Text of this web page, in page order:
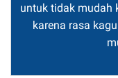
untuk tidak mudah
karena rasa